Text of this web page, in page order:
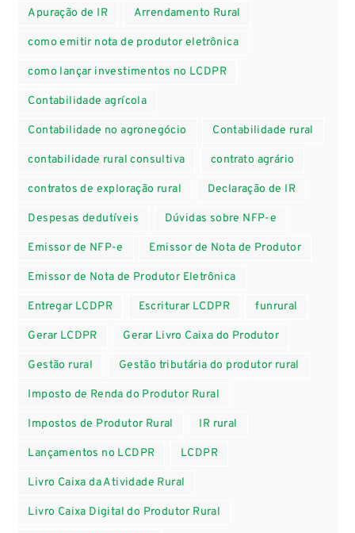
Apuração de IR Arrendamento Rural
como emitir nota de produtor eletrônica
como lançar investimentos no LCDPR
Contabilidade agrícola
Contabilidade no agronegócio Contabilidade rural
contabilidade rural consultiva contrato agrário
contratos de exploração rural Declaração de IR
Despesas dedutíveis Dúvidas sobre NFP-e
Emissor de NFP-e Emissor de Nota de Produtor
Emissor de Nota de Produtor Eletrônica
Entregar LCDPR Escriturar LCDPR funrural
Gerar LCDPR Gerar Livro Caixa do Produtor
Gestão rural Gestão tributária do produtor rural
Imposto de Renda do Produtor Rural
Impostos de Produtor Rural IR rural
Lançamentos no LCDPR LCDPR
Livro Caixa da Atividade Rural
Livro Caixa Digital do Produtor Rural